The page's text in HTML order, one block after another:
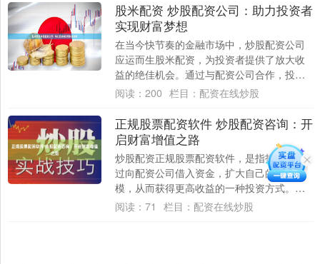
股米配资 炒股配资公司：助力投资者
实现财富梦想
在当今快节奏的金融市场中，炒股配资公司
应运而生股米配资，为投资者提供了放大收
益的绝佳机会。通过与配资公司合作，投资
者可以获得额外的资金，从而增加其投资组
阅读： 200 栏目： 配资在线炒股
正规股票配资软件 炒股配资咨询：开
启财富增值之路
炒股配资正规股票配资软件，是指投资者通
过向配资公司借入资金，扩大自己的投资规
模，从而获得更高收益的一种投资方式。对
于资金有限的投资者来说，炒股配资可以帮
阅读： 71 栏目： 配资在线炒股